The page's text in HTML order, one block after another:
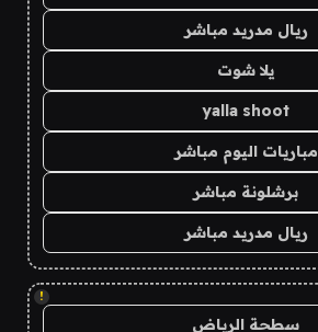
ريال مدريد مباشر
يلا شوت
yalla shoot
مباريات اليوم مباشر
برشلونة مباشر
ريال مدريد مباشر
!
سطحة الرياض